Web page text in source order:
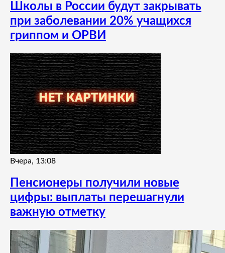
Школы в России будут закрывать
при заболевании 20% учащихся
гриппом и ОРВИ
Вчера, 13:08
Пенсионеры получили новые
цифры: выплаты перешагнули
важную отметку